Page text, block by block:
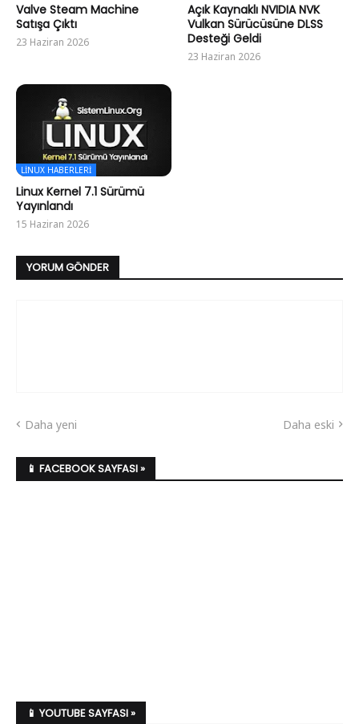
Valve Steam Machine
Satışa Çıktı
23 Haziran 2026
Açık Kaynaklı NVIDIA NVK
Vulkan Sürücüsüne DLSS
Desteği Geldi
23 Haziran 2026
LINUX HABERLERI
Linux Kernel 7.1 Sürümü
Yayınlandı
15 Haziran 2026
YORUM GÖNDER
Daha yeni Daha eski
📱 FACEBOOK SAYFASI »
📱 YOUTUBE SAYFASI »